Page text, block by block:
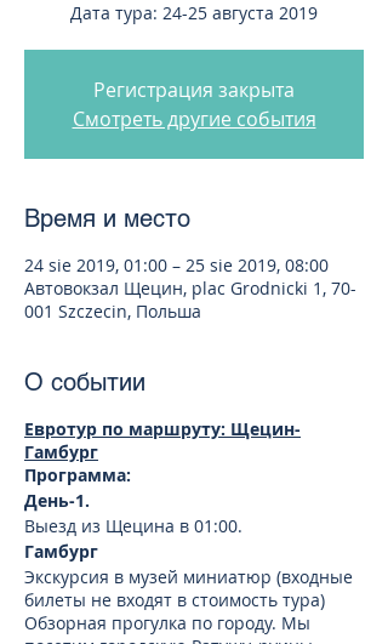
Дата тура: 24-25 августа 2019
Регистрация закрыта
Смотреть другие события
Время и место
24 sie 2019, 01:00 – 25 sie 2019, 08:00
Автовокзал Щецин, plac Grodnicki 1, 70-
001 Szczecin, Польша
О событии
Евротур по маршруту: Щецин-
Гамбург
Программа:
День-1.
Выезд из Щецина в 01:00.
Гамбург
Экскурсия в музей миниатюр (входные
билеты не входят в стоимость тура)
Обзорная прогулка по городу. Мы